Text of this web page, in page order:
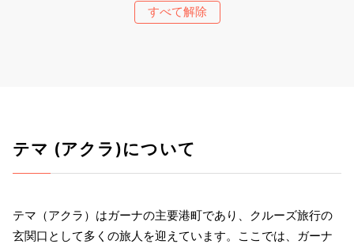
すべて解除
テマ (アクラ)について
テマ（アクラ）はガーナの主要港町であり、クルーズ旅行の
玄関口として多くの旅人を迎えています。ここでは、ガーナ